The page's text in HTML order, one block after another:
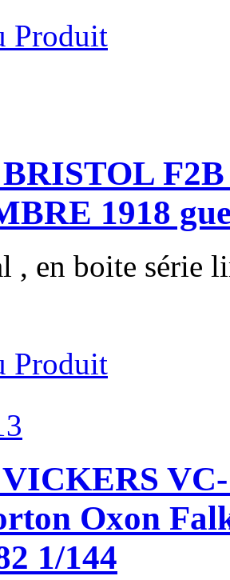
Produit
1918
, en boite série
Produit
Oxon
1/144